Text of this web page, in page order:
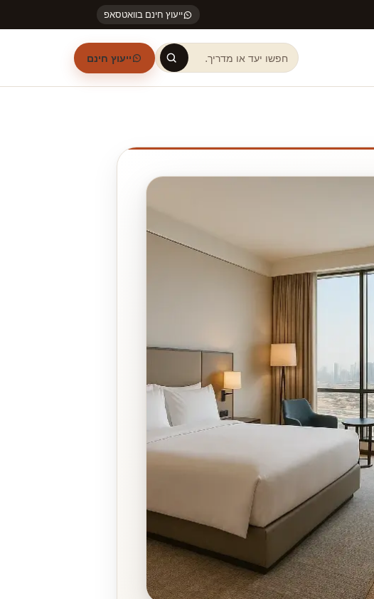
ייעוץ חינם בוואטסאפ
חיפוש באתר ייעוץ חינם